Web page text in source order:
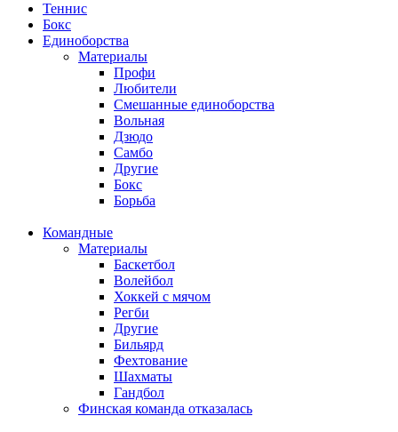
Теннис
Бокс
Единоборства
Материалы
Профи
Любители
Смешанные единоборства
Вольная
Дзюдо
Самбо
Другие
Бокс
Борьба
Командные
Материалы
Баскетбол
Волейбол
Хоккей с мячом
Регби
Другие
Бильярд
Фехтование
Шахматы
Гандбол
Финская команда отказалась